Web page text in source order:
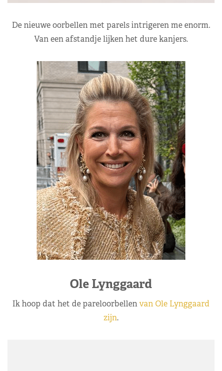
De nieuwe oorbellen met parels intrigeren me enorm.
Van een afstandje lijken het dure kanjers.
Ole Lynggaard
Ik hoop dat het de pareloorbellenvan Ole Lynggaard
zijn.